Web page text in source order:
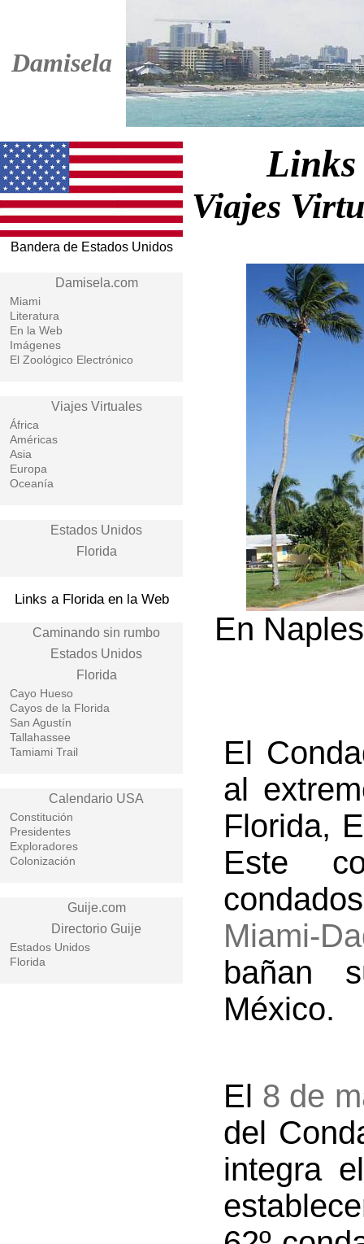
Damisela
Bandera de Estados Unidos
Damisela.com
Miami
Literatura
En la Web
Imágenes
El Zoológico Electrónico
Viajes Virtuales
África
Américas
Asia
Europa
Oceanía
Estados Unidos
Florida
Links a Florida en la Web
Caminando sin rumbo
Estados Unidos
Florida
Cayo Hueso
Cayos de la Florida
San Agustín
Tallahassee
Tamiami Trail
Calendario USA
Constitución
Presidentes
Exploradores
Colonización
Guije.com
Directorio Guije
Estados Unidos
Florida
Links
Viajes
En
El
al
Florida,
Este
Miami-
bañan
México.
El 8 de
del
integra